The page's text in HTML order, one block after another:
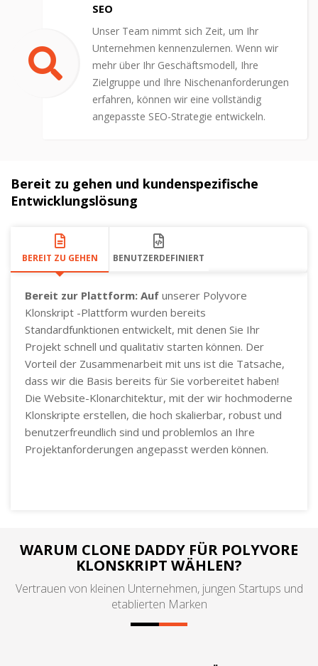
SEO
Unser Team nimmt sich Zeit, um Ihr
Unternehmen kennenzulernen. Wenn wir
mehr über Ihr Geschäftsmodell, Ihre
Zielgruppe und Ihre Nischenanforderungen
erfahren, können wir eine vollständig
angepasste SEO-Strategie entwickeln.
Bereit zu gehen und kundenspezifische
Entwicklungslösung
BEREIT ZU GEHEN BENUTZERDEFINIERT
Bereit zur Plattform: Auf unserer Polyvore
Klonskript -Plattform wurden bereits
Standardfunktionen entwickelt, mit denen Sie Ihr
Projekt schnell und qualitativ starten können. Der
Vorteil der Zusammenarbeit mit uns ist die Tatsache,
dass wir die Basis bereits für Sie vorbereitet haben!
Die Website-Klonarchitektur, mit der wir hochmoderne
Klonskripte erstellen, die hoch skalierbar, robust und
benutzerfreundlich sind und problemlos an Ihre
Projektanforderungen angepasst werden können.
WARUM CLONE DADDY FÜR POLYVORE
KLONSKRIPT WÄHLEN?
Vertrauen von kleinen Unternehmen, jungen Startups und
etablierten Marken